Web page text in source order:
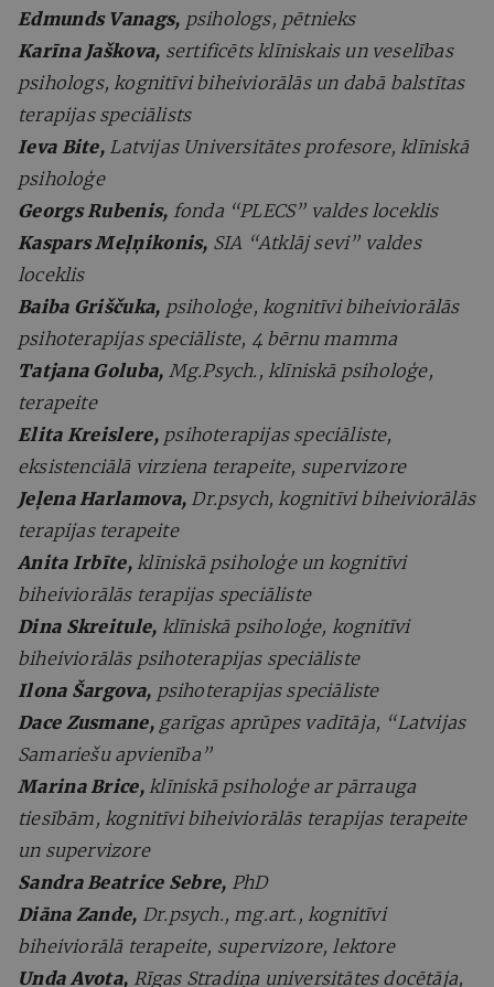
Edmunds Vanags, psihologs, pētnieks
Karīna Jaškova, sertificēts klīniskais un veselības
psihologs, kognitīvi biheiviorālās un dabā balstītas
terapijas speciālists
Ieva Bite, Latvijas Universitātes profesore, klīniskā
psiholoģe
Georgs Rubenis, fonda “PLECS” valdes loceklis
Kaspars Meļņikonis, SIA “Atklāj sevi” valdes
loceklis
Baiba Griščuka, psiholoģe, kognitīvi biheiviorālās
psihoterapijas speciāliste, 4 bērnu mamma
Tatjana Goluba, Mg.Psych., klīniskā psiholoģe,
terapeite
Elita Kreislere, psihoterapijas speciāliste,
eksistenciālā virziena terapeite, supervizore
Jeļena Harlamova, Dr.psych, kognitīvi biheiviorālās
terapijas terapeite
Anita Irbīte, klīniskā psiholoģe un kognitīvi
biheiviorālās terapijas speciāliste
Dina Skreitule, klīniskā psiholoģe, kognitīvi
biheiviorālās psihoterapijas speciāliste
Ilona Šargova, psihoterapijas speciāliste
Dace Zusmane, garīgas aprūpes vadītāja, “Latvijas
Samariešu apvienība”
Marina Brice, klīniskā psiholoģe ar pārrauga
tiesībām, kognitīvi biheiviorālās terapijas terapeite
un supervizore
Sandra Beatrice Sebre, PhD
Diāna Zande, Dr.psych., mg.art., kognitīvi
biheiviorālā terapeite, supervizore, lektore
Unda Avota, Rīgas Stradiņa universitātes docētāja,